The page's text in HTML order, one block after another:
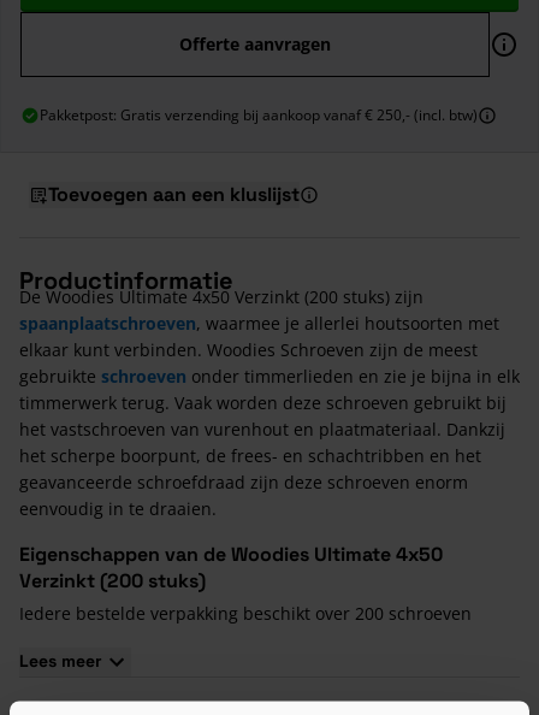
Offerte aanvragen
Pakketpost: Gratis verzending bij aankoop vanaf € 250,- (incl. btw)
Toevoegen aan een kluslijst
Productinformatie
De Woodies Ultimate 4x50 Verzinkt (200 stuks) zijn
spaanplaatschroeven, waarmee je allerlei houtsoorten met
elkaar kunt verbinden. Woodies Schroeven zijn de meest
gebruikte schroeven onder timmerlieden en zie je bijna in elk
timmerwerk terug. Vaak worden deze schroeven gebruikt bij
het vastschroeven van vurenhout en plaatmateriaal. Dankzij
het scherpe boorpunt, de frees- en schachtribben en het
geavanceerde schroefdraad zijn deze schroeven enorm
eenvoudig in te draaien.
Eigenschappen van de Woodies Ultimate 4x50
Verzinkt (200 stuks)
Iedere bestelde verpakking beschikt over 200 schroeven
Iedere verpakking Woodies Schroeven is voorzien van een
bijbehorend bitje
Lees meer